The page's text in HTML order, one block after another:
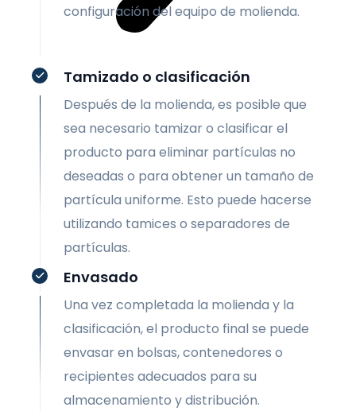
configuración del equipo de molienda.
Tamizado o clasificación
Después de la molienda, es posible que
sea necesario tamizar o clasificar el
producto para eliminar partículas no
deseadas o para obtener un tamaño de
partícula uniforme. Esto puede hacerse
utilizando tamices o separadores de
partículas.
Envasado
Una vez completada la molienda y la
clasificación, el producto final se puede
envasar en bolsas, contenedores o
recipientes adecuados para su
almacenamiento y distribución.